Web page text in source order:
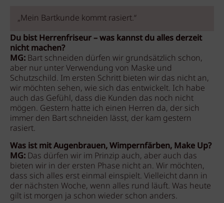
„Mein Bartkunde kommt rasiert.“
Du bist Herrenfriseur – was kannst du alles derzeit
nicht machen?
MG: Bart schneiden dürfen wir grundsätzlich schon,
aber nur unter Verwendung von Maske und
Schutzschild. Im ersten Schritt bieten wir das nicht an,
wir möchten sehen, wie sich das entwickelt. Ich habe
auch das Gefühl, dass die Kunden das noch nicht
mögen. Gestern hatte ich einen Herren da, der sich
immer den Bart schneiden lässt, der kam gestern
rasiert.
Was ist mit Augenbrauen, Wimpernfärben, Make Up?
MG: Das dürfen wir im Prinzip auch, aber auch das
bieten wir in der ersten Phase nicht an. Wir möchten,
dass sich alles erst einmal einspielt. Vielleicht dann in
der nächsten Woche, wenn alles rund läuft. Was heute
gilt ist morgen ja schon wieder schon anders.